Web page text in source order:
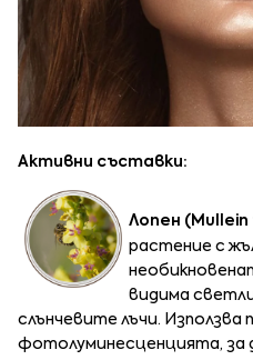
Активни съставки:
Лопен
растение с
видима
слънчевите лъчи. Използва
фотолуминесценцията, за